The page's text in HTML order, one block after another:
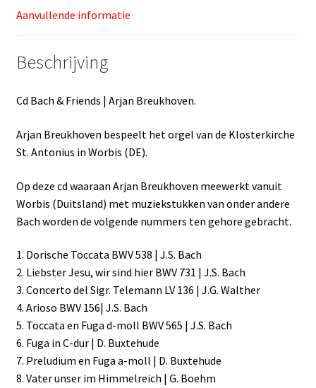
Aanvullende informatie
Beschrijving
Cd Bach & Friends | Arjan Breukhoven.
Arjan Breukhoven bespeelt het orgel van de Klosterkirche
St. Antonius in Worbis (DE).
Op deze cd waaraan Arjan Breukhoven meewerkt vanuit
Worbis (Duitsland) met muziekstukken van onder andere
Bach worden de volgende nummers ten gehore gebracht.
1. Dorische Toccata BWV 538 | J.S. Bach
2. Liebster Jesu, wir sind hier BWV 731 | J.S. Bach
3. Concerto del Sigr. Telemann LV 136 | J.G. Walther
4. Arioso BWV 156| J.S. Bach
5. Toccata en Fuga d-moll BWV 565 | J.S. Bach
6. Fuga in C-dur | D. Buxtehude
7. Preludium en Fuga a-moll | D. Buxtehude
8. Vater unser im Himmelreich | G. Boehm